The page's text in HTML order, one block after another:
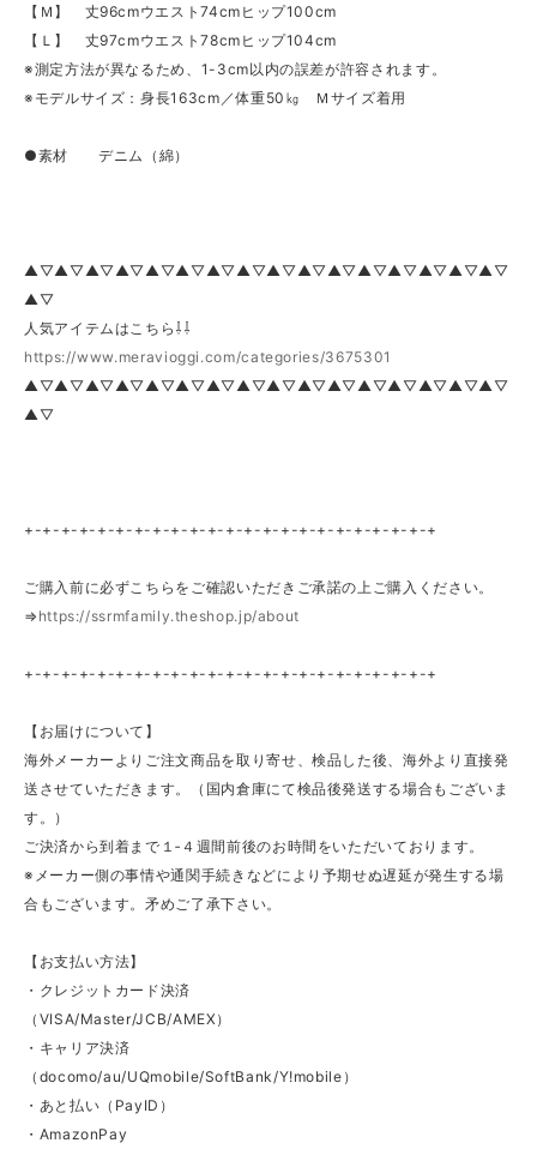
【Ｍ】 丈96cmウエスト74cmヒップ100cm
【Ｌ】 丈97cmウエスト78cmヒップ104cm
※測定方法が異なるため、1-3cm以内の誤差が許容されます。
※モデルサイズ：身長163cm／体重50㎏ Ｍサイズ着用
●素材 デニム（綿）
▲▽▲▽▲▽▲▽▲▽▲▽▲▽▲▽▲▽▲▽▲▽▲▽▲▽▲▽▲▽▲▽
▲▽
人気アイテムはこちら⇩⇩
https://www.meravioggi.com/categories/3675301
▲▽▲▽▲▽▲▽▲▽▲▽▲▽▲▽▲▽▲▽▲▽▲▽▲▽▲▽▲▽▲▽
▲▽
+-+-+-+-+-+-+-+-+-+-+-+-+-+-+-+-+-+-+-+-+-+-+
ご購入前に必ずこちらをご確認いただきご承諾の上ご購入ください。
⇒ https://ssrmfamily.theshop.jp/about
+-+-+-+-+-+-+-+-+-+-+-+-+-+-+-+-+-+-+-+-+-+-+
【お届けについて】
海外メーカーよりご注文商品を取り寄せ、検品した後、海外より直接発
送させていただきます。（国内倉庫にて検品後発送する場合もございま
す。）
ご決済から到着まで１‐４週間前後のお時間をいただいております。
※メーカー側の事情や通関手続きなどにより予期せぬ遅延が発生する場
合もございます。矛めご了承下さい。
【お支払い方法】
・クレジットカード決済
（VISA/Master/JCB/AMEX）
・キャリア決済
（docomo/au/UQmobile/SoftBank/Y!mobile）
・あと払い（PayID）
・AmazonPay